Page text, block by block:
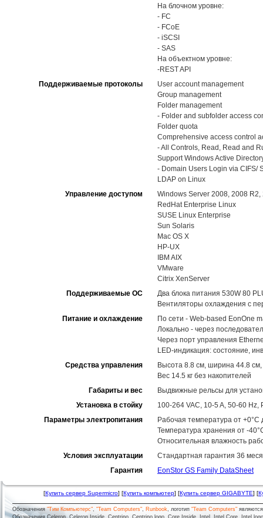
На блочном уровне:
- FC
- FCoE
- iSCSI
- SAS
На объектном уровне:
-REST API
Поддерживаемые протоколы
User account management
Group management
Folder management
- Folder and subfolder access
Folder quota
Comprehensive access control
- All Controls, Read, Read and
Support Windows Active
- Domain Users Login via CIFS/
LDAP on Linux
Управление доступом
Windows Server 2008, 2008
RedHat Enterprise Linux
SUSE Linux Enterprise
Sun Solaris
Mac OS X
HP-UX
IBM AIX
VMware
Citrix XenServer
Поддерживаемые ОС
Два блока питания 530W 80
Вентиляторы охлаждения с
Питание и охлаждение
По сети - Web-based EonOne
Локально - через
Через порт управления
LED-индикация: состояние,
Средства управления
Высота 8.8 см, ширина 44.8 см,
Вес 14.5 кг без накопителей
Габариты и вес
Выдвижные рельсы для
Установка в стойку
100-264 VAC, 10-5 A, 50-60 Hz,
Параметры электропитания
Рабочая температура от +0°C
Температура хранения от -
Относительная влажность
Условия эксплуатации
Стандартная гарантия 36
Гарантия
EonStor GS Family DataSheet
[Купить сервер Supermicro] [Купить компьютер] [Купить сервер GIGABYTE] [
Обозначения"Тим Компьютерс", "Team Computers", Runbook, логотип "Team Computers"
Обозначения Celeron, Celeron Inside, Centrino, Centrino logo, Core Inside, Intel, Intel Core, Intel